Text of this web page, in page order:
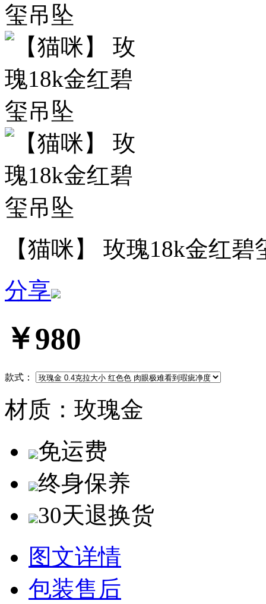
【猫咪】 玫瑰18k金红碧
分享
￥980
款式：
材质： 玫瑰金
免运费
终身保养
30天退换货
图文详情
包装售后